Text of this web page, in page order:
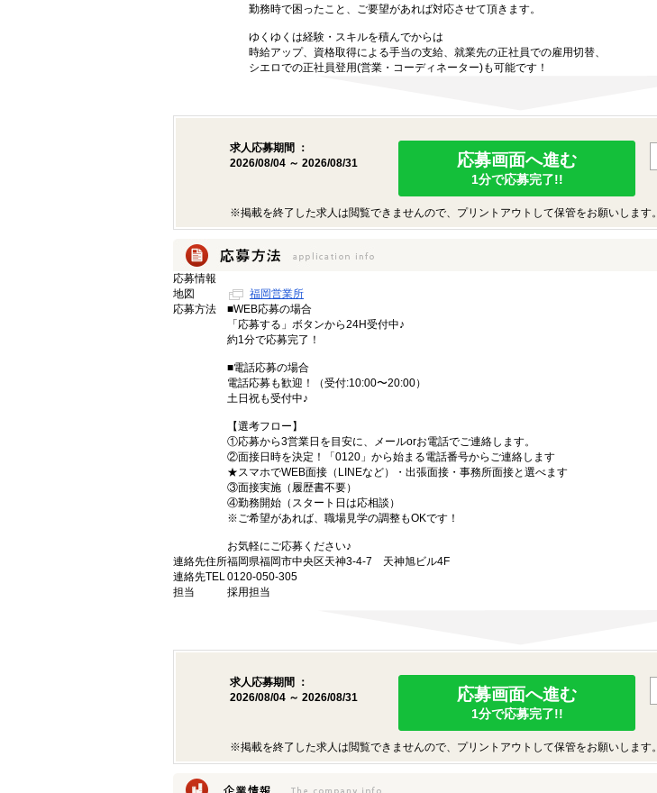
勤務時で困ったこと、ご要望があれば対応させて頂きます。
ゆくゆくは経験・スキルを積んでからは
時給アップ、資格取得による手当の支給、就業先の正社員での雇用切替、
シエロでの正社員登用(営業・コーディネーター)も可能です！
求人応募期間 ：
2026/08/04 ～ 2026/08/31
応募画面へ進む
1分で応募完了!!
※掲載を終了した求人は閲覧できませんので、プリントアウトして保管をお願いします。
応募情報
地図
福岡営業所
応募方法
■WEB応募の場合
「応募する」ボタンから24H受付中♪
約1分で応募完了！
■電話応募の場合
電話応募も歓迎！（受付:10:00〜20:00）
土日祝も受付中♪
【選考フロー】
①応募から3営業日を目安に、メールorお電話でご連絡します。
②面接日時を決定！「0120」から始まる電話番号からご連絡します
★スマホでWEB面接（LINEなど）・出張面接・事務所面接と選べます
③面接実施（履歴書不要）
④勤務開始（スタート日は応相談）
※ご希望があれば、職場見学の調整もOKです！
お気軽にご応募ください♪
連絡先住所福岡県福岡市中央区天神3-4-7 天神旭ビル4F
連絡先TEL0120-050-305
担当
採用担当
求人応募期間 ：
2026/08/04 ～ 2026/08/31
応募画面へ進む
1分で応募完了!!
※掲載を終了した求人は閲覧できませんので、プリントアウトして保管をお願いします。